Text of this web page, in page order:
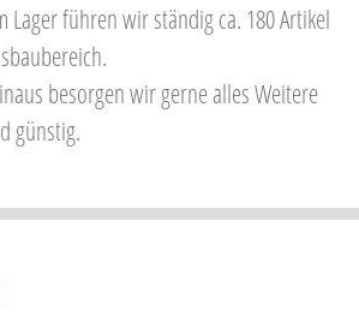
Lager führen wir ständig ca. 180 Artikel
besorgen wir gerne alles Weitere
günstig.